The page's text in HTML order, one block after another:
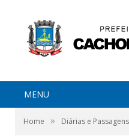
MENU
Home » Diárias e Passagens